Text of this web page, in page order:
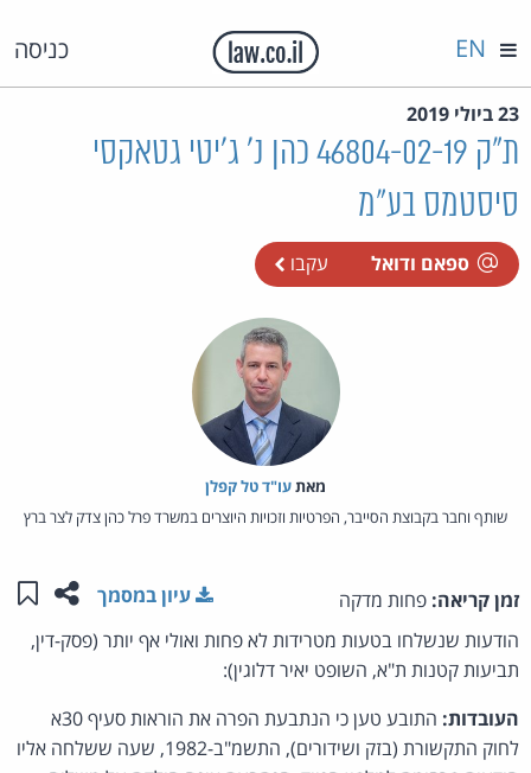
כניסה EN
23 ביולי 2019
ת"ק 46804-02-19 כהן נ' ג'יטי גטאקסי
סיסטמס בע"מ
ספאם ודואל עקבו
מאת‏עו"ד טל קפלן
שותף וחבר בקבוצת הסייבר, הפרטיות וזכויות היוצרים במשרד פרל כהן צדק לצר ברץ
זמן קריאה: פחות מדקה שתפו
עיון במסמך
הודעות שנשלחו בטעות מטרידות לא פחות ואולי אף יותר (פסק-דין,
תביעות קטנות ת"א, השופט יאיר דלוגין):
העובדות:
התובע טען כי הנתבעת הפרה את הוראות סעיף 30א
לחוק התקשורת (בזק ושידורים), התשמ"ב-1982, שעה ששלחה אליו